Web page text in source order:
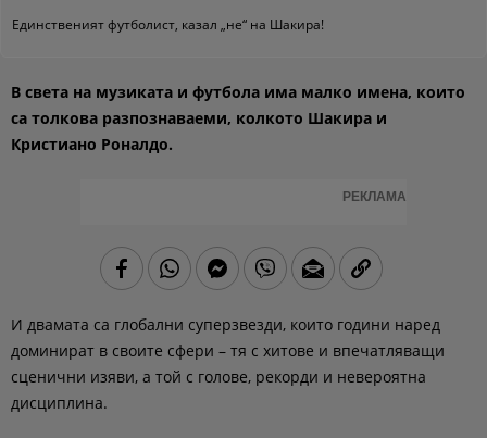
Единственият футболист, казал „не“ на Шакира!
В света на музиката и футбола има малко имена, които
са толкова разпознаваеми, колкото Шакира и
Кристиано Роналдо.
РЕКЛАМА
И двамата са глобални суперзвезди, които години наред
доминират в своите сфери – тя с хитове и впечатляващи
сценични изяви, а той с голове, рекорди и невероятна
дисциплина.